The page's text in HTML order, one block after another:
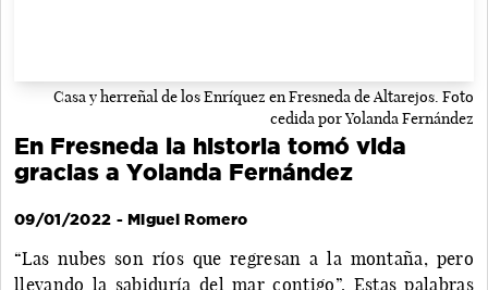
Casa y herreñal de los Enríquez en Fresneda de Altarejos. Foto
cedida por Yolanda Fernández
En Fresneda la historia tomó vida
gracias a Yolanda Fernández
09/01/2022 - Miguel Romero
“Las nubes son ríos que regresan a la montaña, pero
llevando la sabiduría del mar contigo”. Estas palabras